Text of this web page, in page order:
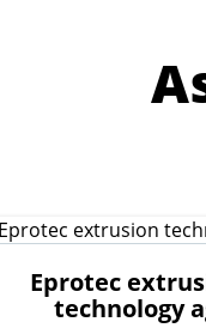
Eprotec
technology